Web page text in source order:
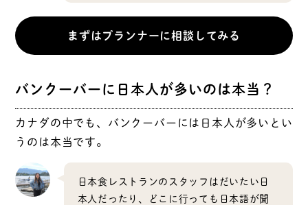
まずはプランナーに相談してみる
バンクーバーに日本人が多いのは本当？
カナダの中でも、バンクーバーには日本人が多いとい
うのは本当です。
日本食レストランのスタッフはだいたい日
本人だったり、どこに行っても日本語が聞